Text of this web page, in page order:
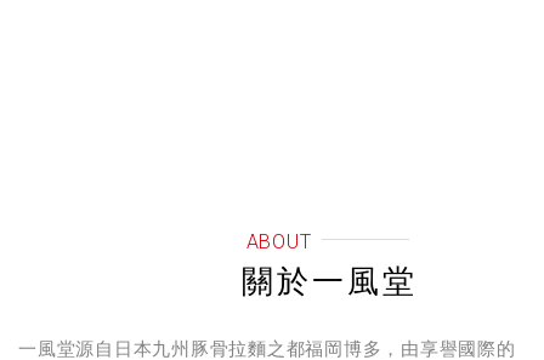
關於一風堂
ABOUT
一風堂源自日本九州豚骨拉麵之都福岡博多 ，由享譽國際的